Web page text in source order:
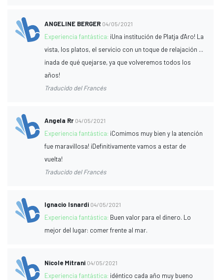
ANGELINE BERGER 04/05/2021
Experiencia fantástica: ¡Una institución de Platja d'Aro! La
vista, los platos, el servicio con un toque de relajación ...
¡nada de qué quejarse, ya que volveremos todos los
años!
Traducido del Francés
Angela Rr 04/05/2021
Experiencia fantástica: ¡Comimos muy bien y la atención
fue maravillosa! ¡Definitivamente vamos a estar de
vuelta!
Traducido del Francés
Ignacio Isnardi 04/05/2021
Experiencia fantástica: Buen valor para el dinero. Lo
mejor del lugar: comer frente al mar.
Nicole Mitrani 04/05/2021
Experiencia fantástica: idéntico cada año muy bueno